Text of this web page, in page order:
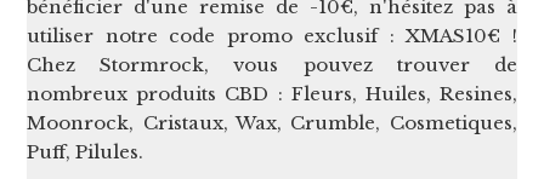
bénéficier d'une remise de -10€, n'hésitez pas à
utiliser notre code promo exclusif : XMAS10€ !
Chez Stormrock, vous pouvez trouver de
nombreux produits CBD : Fleurs, Huiles, Resines,
Moonrock, Cristaux, Wax, Crumble, Cosmetiques,
Puff, Pilules.